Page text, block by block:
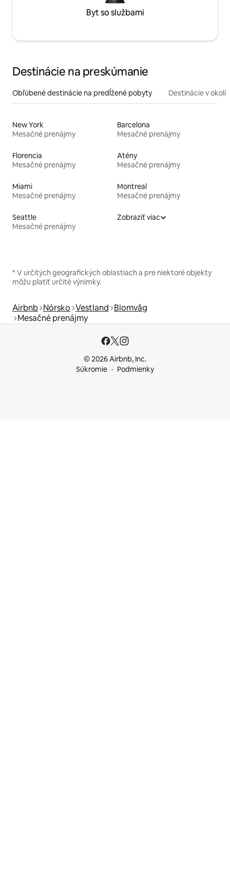
Byt so službami
Destinácie na preskúmanie
Obľúbené destinácie na predĺžené pobyty Destinácie v okolí
New York
Mesačné prenájmy
Barcelona
Mesačné prenájmy
Florencia
Mesačné prenájmy
Atény
Mesačné prenájmy
Miami
Mesačné prenájmy
Montreal
Mesačné prenájmy
Seattle
Mesačné prenájmy
Zobraziť viac
* V určitých geografických oblastiach a pre niektoré objekty
môžu platiť určité výnimky.
Airbnb Nórsko Vestland Blomvåg
Mesačné prenájmy
© 2026 Airbnb, Inc.
Súkromie
Podmienky